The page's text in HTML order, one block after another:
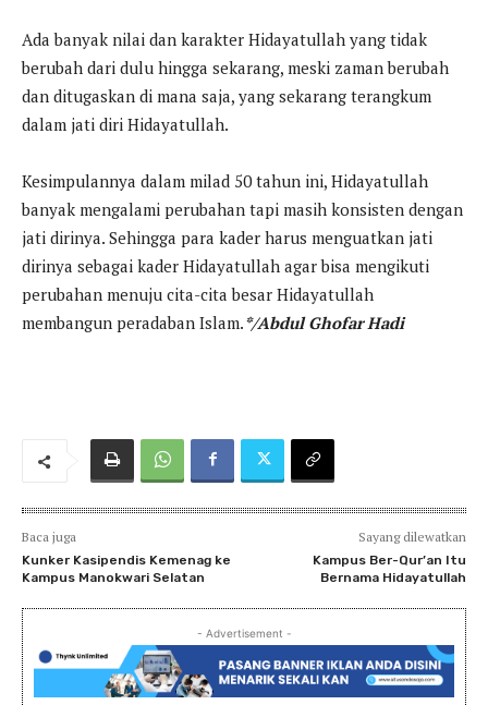
Ada banyak nilai dan karakter Hidayatullah yang tidak
berubah dari dulu hingga sekarang, meski zaman berubah
dan ditugaskan di mana saja, yang sekarang terangkum
dalam jati diri Hidayatullah.
Kesimpulannya dalam milad 50 tahun ini, Hidayatullah
banyak mengalami perubahan tapi masih konsisten dengan
jati dirinya. Sehingga para kader harus menguatkan jati
dirinya sebagai kader Hidayatullah agar bisa mengikuti
perubahan menuju cita-cita besar Hidayatullah
membangun peradaban Islam.*/Abdul Ghofar Hadi
Baca juga
Kunker Kasipendis Kemenag ke
Kampus Manokwari Selatan
Sayang dilewatkan
Kampus Ber-Qur’an Itu
Bernama Hidayatullah
- Advertisement -